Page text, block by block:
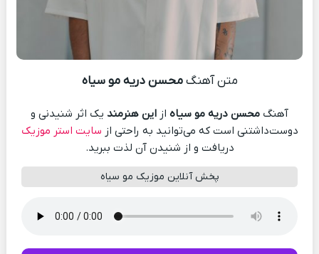
متن آهنگمحسن دریه مو سیاه
آهنگ محسن دریه مو سیاه از این هنرمند یک اثر شنیدنی و
دوست‌داشتنی است که می‌توانید به راحتی از سایت استر موزیک
دریافت و از شنیدن آن لذت ببرید.
پخش آنلاین موزیک مو سیاه